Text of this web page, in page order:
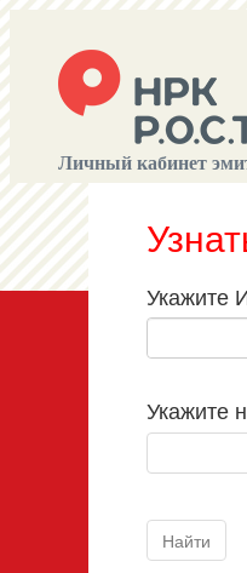
Личный кабинет
Укажите
Укажите